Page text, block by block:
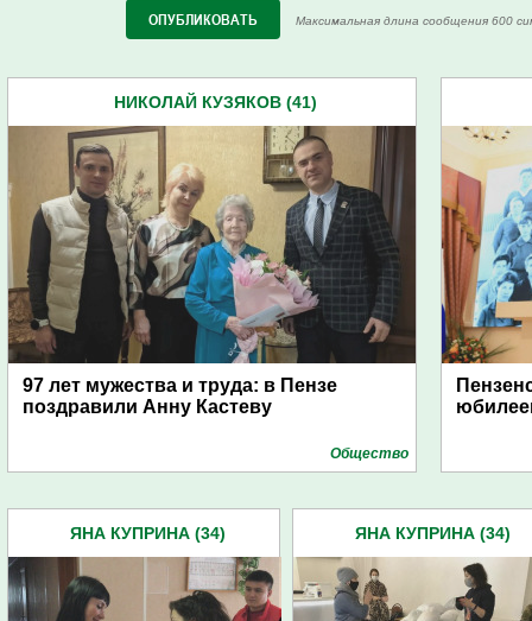
Максимальная длина сообщения 600
НИКОЛАЙ КУЗЯКОВ (41)
97 лет мужества и труда: в Пензе
поздравили Анну Кастеву
Общество
ЯНА КУПРИНА (34) ЯНА КУПРИНА (34)